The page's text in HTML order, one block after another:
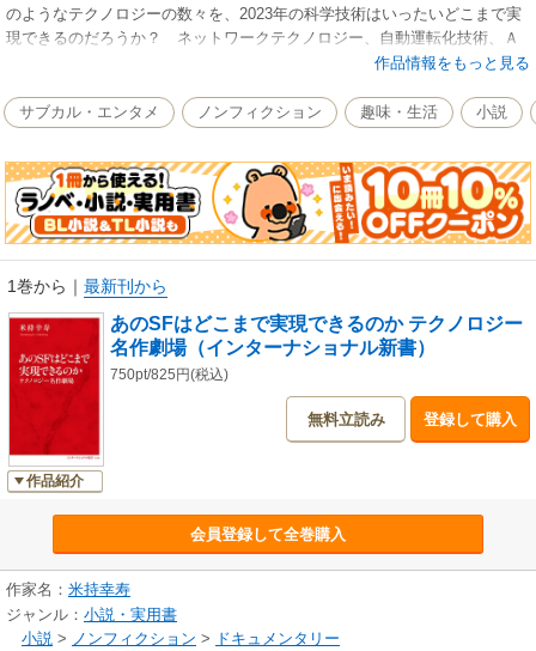
のようなテクノロジーの数々を、2023年の科学技術はいったいどこまで実
現できるのだろうか？ ネットワークテクノロジー、自動運転化技術、Ａ
Ｉ技術、ロボット工学、太陽エネルギーの運用、音声認識技術など、テク
作品情報をもっと見る
サブカル・エンタメ ノンフィクション 趣味・生活 小説
1巻から ｜ 最新刊から
作品紹介
あのSFはどこまで実現できるのか テクノロジー
名作劇場（インターナショナル新書）
750pt/825円(税込)
無料立読み 登録して購入
会員登録して全巻購入
作家名： 米持幸寿
ジャンル： 小説・実用書
小説 > ノンフィクション > ドキュメンタリー